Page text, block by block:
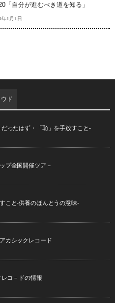
「自分が進むべき道を知る」
1月1日
ド
ったはず・「恥」を手放すこと-
プ全国開催ツア－
こと-供養のほんとうの意味-
カシックレコード
コ－ドの情報